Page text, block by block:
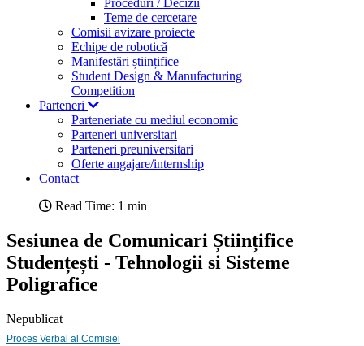
Proceduri / Decizii
Teme de cercetare
Comisii avizare proiecte
Echipe de robotică
Manifestări științifice
Student Design & Manufacturing
Competition
Parteneri
Parteneriate cu mediul economic
Parteneri universitari
Parteneri preuniversitari
Oferte angajare/internship
Contact
Read Time: 1 min
Sesiunea de Comunicari Științifice
Studențești - Tehnologii si Sisteme
Poligrafice
Nepublicat
Proces Verbal al Comisiei